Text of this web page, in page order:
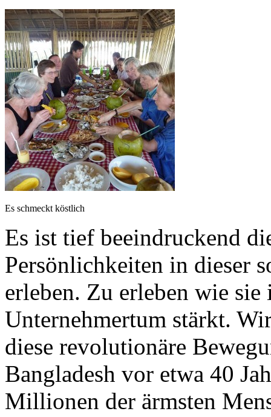
Es schmeckt köstlich
Es ist tief beeindruckend
Persönlichkeiten in dieser
erleben. Zu erleben wie
Unternehmertum stärkt.
diese revolutionäre
Bangladesh vor etwa 40
Millionen der ärmsten